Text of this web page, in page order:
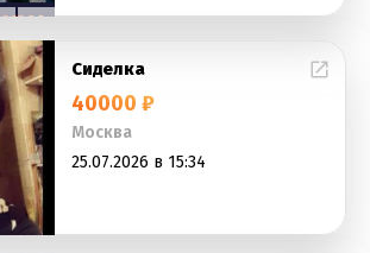
Сиделка
40000 ₽
Москва
25.07.2026 в 15:34